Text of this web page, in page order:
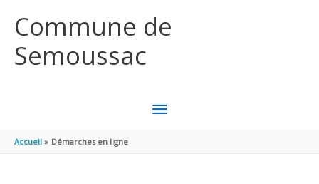
Commune de
Semoussac
MENU
Accueil Démarches en ligne